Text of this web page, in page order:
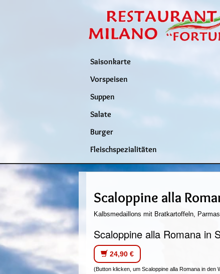
Saisonkarte
Vorspeisen
Suppen
Salate
Burger
Fleischspezialitäten
Scaloppine alla
Kalbsmedaillons mit Bratkartoffeln,
Scaloppine alla Romana in
24,90 €
(Button klicken, um Scaloppine alla Romana in den